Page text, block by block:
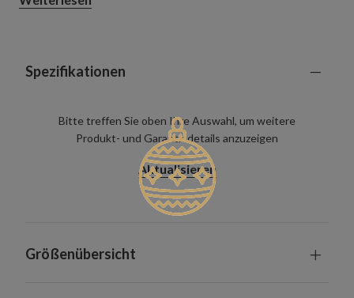
offenen Essbereichen eignet.
Spezifikationen
Bitte treffen Sie oben Ihre Auswahl, um weitere
Produkt- und Garantiedetails anzuzeigen
Aktualisieren
Größenübersicht